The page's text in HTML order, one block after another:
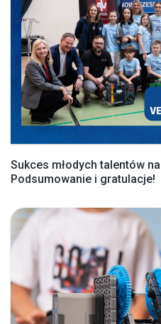
Sukces młodych talentów
Podsumowanie i gratulacje!